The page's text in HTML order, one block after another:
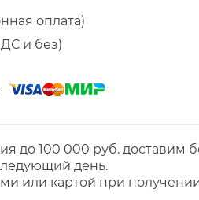
оплата)
и без)
до 100 000 руб. доставим
день.
или картой при